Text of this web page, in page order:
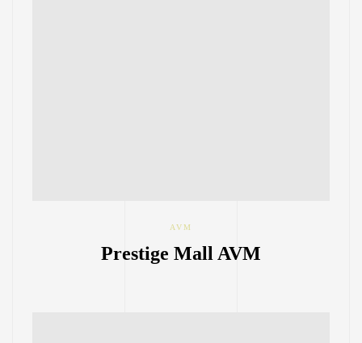
AVM
Prestige Mall AVM